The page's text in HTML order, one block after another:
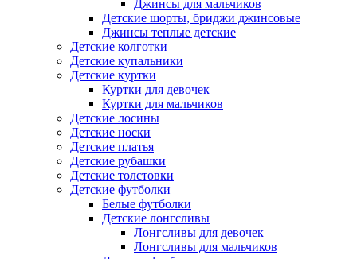
Джинсы для мальчиков
Детские шорты, бриджи джинсовые
Джинсы теплые детские
Детские колготки
Детские купальники
Детские куртки
Куртки для девочек
Куртки для мальчиков
Детские лосины
Детские носки
Детские платья
Детские рубашки
Детские толстовки
Детские футболки
Белые футболки
Детские лонгсливы
Лонгсливы для девочек
Лонгсливы для мальчиков